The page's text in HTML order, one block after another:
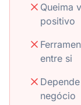
Queima
positivo
entre si
negócio